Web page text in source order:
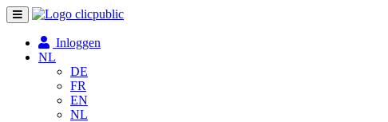
Toggle
navigation
Inloggen
NL
DE
FR
EN
NL